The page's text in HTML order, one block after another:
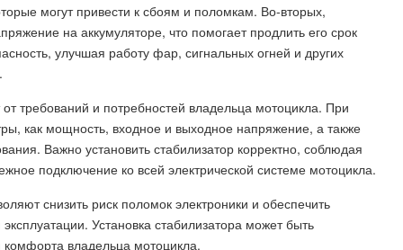
могут привести к сбоям и поломкам. Во-вторых,
на аккумуляторе, что помогает продлить его срок
улучшая работу фар, сигнальных огней и других
требований и потребностей владельца мотоцикла. При
как мощность, входное и выходное напряжение, а также
Важно установить стабилизатор корректно, соблюдая
подключение ко всей электрической системе мотоцикла.
снизить риск поломок электроники и обеспечить
Установка стабилизатора может быть
владельца мотоцикла.